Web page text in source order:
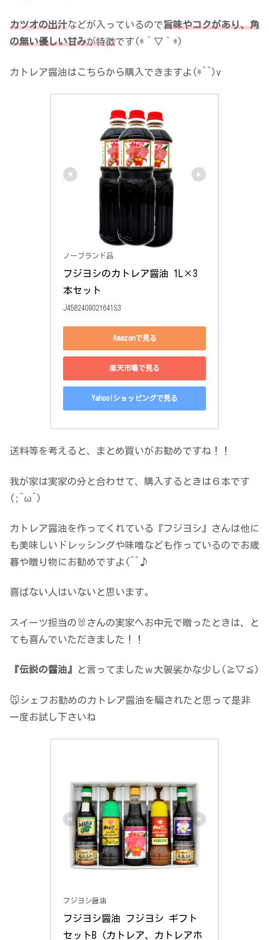
カツオの出汁などが入っているので旨味やコクがあり、角
の無い優しい甘みが特徴です(*´▽｀*)
カトレア醤油はこちらから購入できますよ(*^^)v
ノーブランド品
フジヨシのカトレア醤油 1L×3
本セット
J4582409021641S3
Amazonで見る
楽天市場で見る
Yahoo!ショッピングで見る
送料等を考えると、まとめ買いがお勧めですね！！
我が家は実家の分と合わせて、購入するときは６本です
(;^ω^)
カトレア醤油を作ってくれている『フジヨシ』さんは他に
も美味しいドレッシングや味噌なども作っているのでお歳
暮や贈り物にお勧めですよ(^^♪
喜ばない人はいないと思います。
スイーツ担当の🐰さんの実家へお中元で贈ったときは、と
ても喜んでいただきました！！
『伝説の醤油』 と言ってましたｗ大袈裟かな少し(≧▽≦)
🐭シェフお勧めのカトレア醤油を騙されたと思って是非
一度お試し下さいね
フジヨシ醤油
フジヨシ醤油 フジヨシ ギフト
セットB (カトレア、カトレアホ